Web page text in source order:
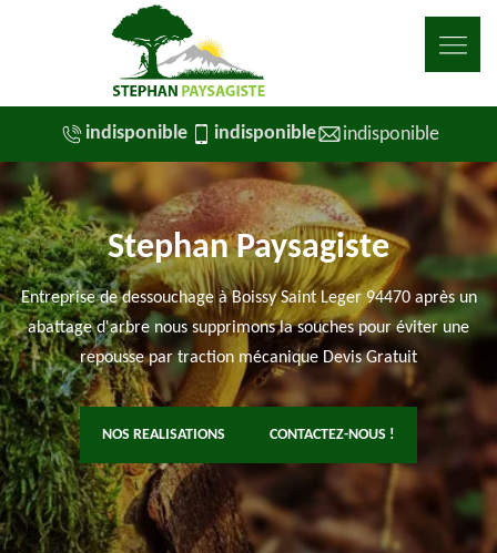
indisponible indisponible indisponible
Stephan Paysagiste
Entreprise de dessouchage à Boissy Saint Leger 94470 après un
abattage d'arbre nous supprimons la souches pour éviter une
repousse par traction mécanique Devis Gratuit
NOS REALISATIONS CONTACTEZ-NOUS !